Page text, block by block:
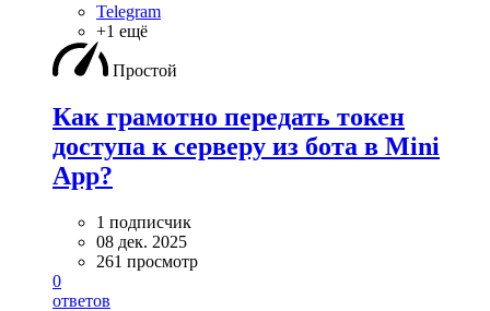
Telegram
+1 ещё
Простой
Как грамотно передать токен
доступа к серверу из бота в Mini
App?
1 подписчик
08 дек. 2025
261 просмотр
0
ответов